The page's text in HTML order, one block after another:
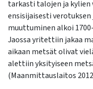
tarkasti talojen ja
ensisijaisesti verotuksen
muuttuminen alkoi
Jaossa yritettiin jakaa
aikaan metsät olivat
alettiin yksityiseen
(Maanmittauslaitos